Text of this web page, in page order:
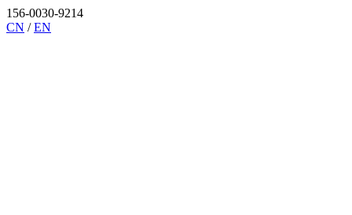
156-0030-9214
CN /EN